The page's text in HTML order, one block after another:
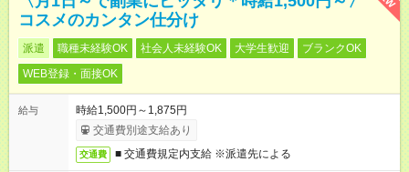
コスメのカンタン仕分け
派遣 職種未経験OK 社会人未経験OK 大学生歓迎
ブランクOK
WEB登録・面接OK
給与
時給1,500円～1,875円
交通費別途支給あり
交通費 ■ 交通費規定内支給 ※派遣先による